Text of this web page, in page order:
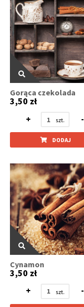
Gorąca czekolada
3,50 zł
+
-
DODAJ
Cynamon
3,50 zł
+
-